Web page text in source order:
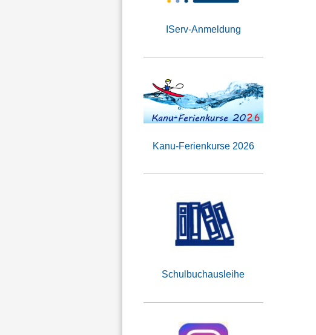
IServ-Anmeldung
Kanu-Ferienkurse 2026
Schulbuchausleihe